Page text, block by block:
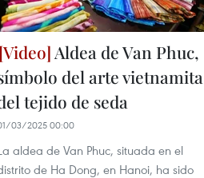
Aldea de Van Phuc,
del arte vietnamita
tejido de seda
03/2025 00:00
aldea de Van Phuc, situada en el
de Ha Dong, en Hanoi, ha sido